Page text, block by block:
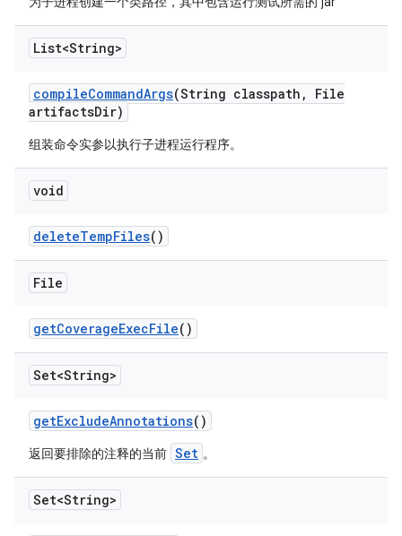
List<String>
compileCommandArgs(String classpath ,
File
artifactsDir)
组装命令实参以执行子进程运行程序。
void
deleteTempFiles()
File
getCoverageExecFile()
Set<String>
getExcludeAnnotations()
返回要排除的注释的当前 Set 。
Set<String>